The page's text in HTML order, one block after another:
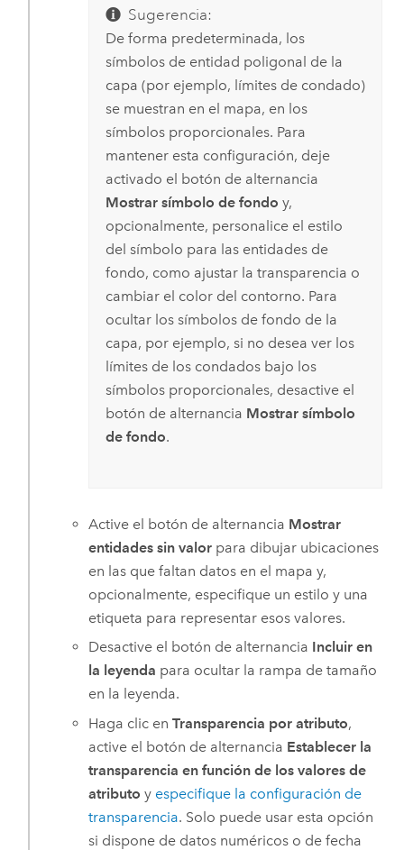
Sugerencia:
De forma predeterminada, los
símbolos de entidad poligonal de la
capa (por ejemplo, límites de condado)
se muestran en el mapa, en los
símbolos proporcionales. Para
mantener esta configuración, deje
activado el botón de alternancia
Mostrar símbolo de fondo y,
opcionalmente, personalice el estilo
del símbolo para las entidades de
fondo, como ajustar la transparencia o
cambiar el color del contorno. Para
ocultar los símbolos de fondo de la
capa, por ejemplo, si no desea ver los
límites de los condados bajo los
símbolos proporcionales, desactive el
botón de alternancia Mostrar símbolo
de fondo.
Active el botón de alternancia Mostrar
entidades sin valor para dibujar ubicaciones
en las que faltan datos en el mapa y,
opcionalmente, especifique un estilo y una
etiqueta para representar esos valores.
Desactive el botón de alternancia Incluir en
la leyenda para ocultar la rampa de tamaño
en la leyenda.
Haga clic enTransparencia por atributo,
active el botón de alternancia Establecer la
transparencia en función de los valores de
atributo y especifique la configuración de
transparencia. Solo puede usar esta opción
si dispone de datos numéricos o de fecha